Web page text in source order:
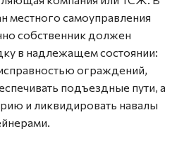
местного самоуправления
собственник должен
в надлежащем состоянии:
ограждений,
подъездные пути, а
и ликвидировать навалы